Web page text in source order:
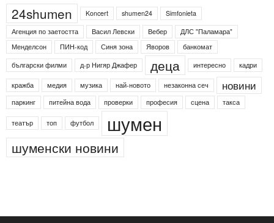
24shumen Koncert shumen24
Simfonieta
Агенция по заетостта
Васил Левски Вебер
ДЛС "Паламара"
Менделсон
ПИН-код Синя зона Яворов
банкомат
български филми
д-р Нигяр Джафер деца интересно кадри
кражба медия музика най-новото незаконна сеч новини
паркинг питейна вода проверки професия сцена такса
театър топ футбол шумен
шуменски новини